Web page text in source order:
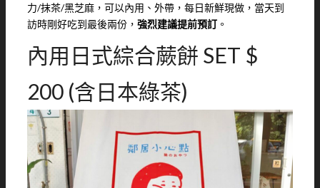
力/抹茶/黑芝麻，可以內用、外帶，每日新鮮現做，當天到
訪時剛好吃到最後兩份， 強烈建議提前預訂 。
內用日式綜合蕨餅 SET $
200 (含日本綠茶)